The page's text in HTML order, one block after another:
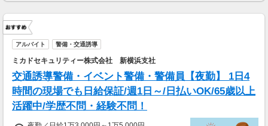
アルバイト 警備・交通誘導
ミカドセキュリティー株式会社 新横浜支社
交通誘導警備・イベント警備・警備員【夜勤】 1日4
時間の現場でも日給保証/週1日～/日払いOK/65歳以上
活躍中/学歴不問・経験不問！